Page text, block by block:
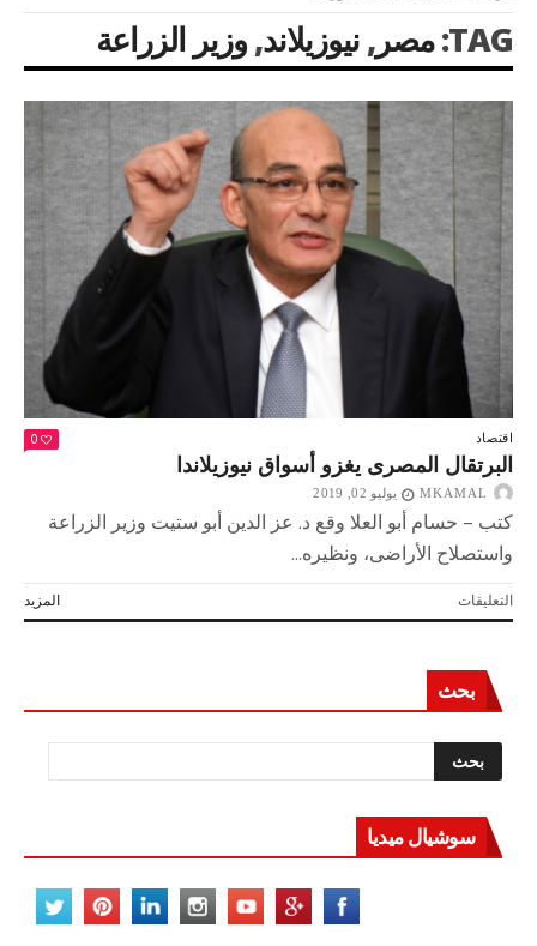
TAG: مصر,نيوزيلاند,وزير الزراعة
اقتصاد 0
البرتقال المصرى يغزو أسواق نيوزيلاندا
MKAMAL يوليو 02, 2019
كتب – حسام أبو العلا وقع د. عز الدين أبو ستيت وزير الزراعة
واستصلاح الأراضى، ونظيره...
المزيد التعليقاتعلى
البرتقال
يغزو
أسواق
نيوزيلاندا
بحث
سوشيال ميديا